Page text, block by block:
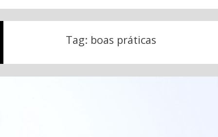
Tag: boas práticas